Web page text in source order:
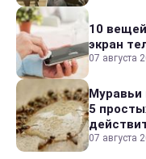
10
экран
07 августа
Муравьи
5
07 августа